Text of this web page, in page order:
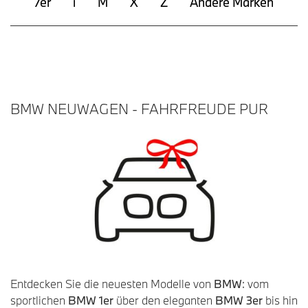
BMW NEUWAGEN - FAHRFREUDE PUR
Entdecken Sie die neuesten Modelle von BMW: vom
sportlichen BMW 1er über den eleganten BMW 3er bis hin